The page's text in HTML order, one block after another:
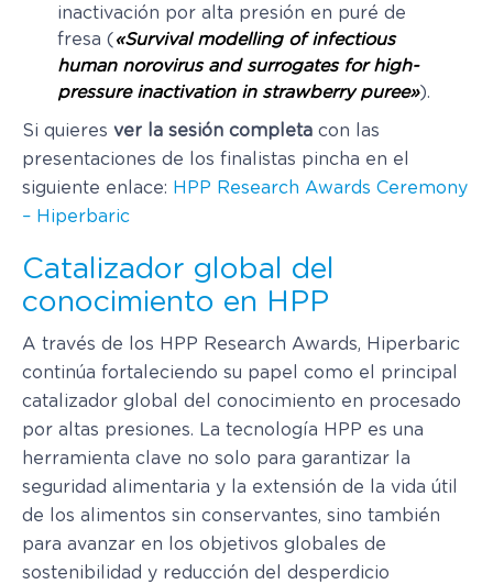
inactivación por alta presión en puré de
fresa ( «Survival modelling of infectious
human norovirus and surrogates for high-
pressure inactivation in strawberry puree»).
Si quieres ver la sesión completa con las
presentaciones de los finalistas pincha en el
siguiente enlace: HPP Research Awards Ceremony
– Hiperbaric
Catalizador global del
conocimiento en HPP
A través de los HPP Research Awards, Hiperbaric
continúa fortaleciendo su papel como el principal
catalizador global del conocimiento en procesado
por altas presiones. La tecnología HPP es una
herramienta clave no solo para garantizar la
seguridad alimentaria y la extensión de la vida útil
de los alimentos sin conservantes, sino también
para avanzar en los objetivos globales de
sostenibilidad y reducción del desperdicio